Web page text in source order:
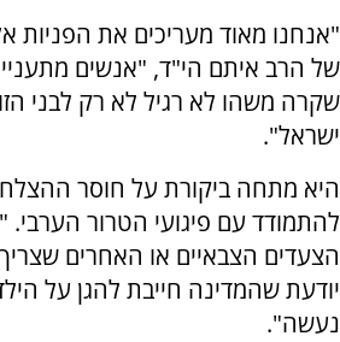
"אנחנו מאוד מעריכים את הפניות
של הרב איתם הי"ד, "אנשים
שקרה משהו לא רגיל לא רק לבני
ישראל".
היא מתחה ביקורת על חוסר
להתמודד עם פיגועי הטרור הערבי.
הצעדים הצבאיים או האחרים
יודעת שהמדינה חייבת להגן על
נעשה".